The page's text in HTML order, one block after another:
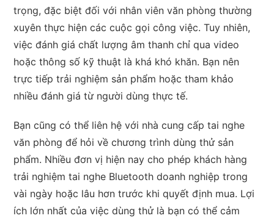
trọng, đặc biệt đối với nhân viên văn phòng thường
xuyên thực hiện các cuộc gọi công việc. Tuy nhiên,
việc đánh giá chất lượng âm thanh chỉ qua video
hoặc thông số kỹ thuật là khá khó khăn. Bạn nên
trực tiếp trải nghiệm sản phẩm hoặc tham khảo
nhiều đánh giá từ người dùng thực tế.
Bạn cũng có thể liên hệ với nhà cung cấp tai nghe
văn phòng để hỏi về chương trình dùng thử sản
phẩm. Nhiều đơn vị hiện nay cho phép khách hàng
trải nghiệm tai nghe Bluetooth doanh nghiệp trong
vài ngày hoặc lâu hơn trước khi quyết định mua. Lợi
ích lớn nhất của việc dùng thử là bạn có thể cảm